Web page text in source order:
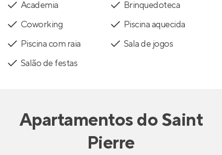
Academia
Brinquedoteca
Coworking
Piscina aquecida
Piscina com raia
Sala de jogos
Salão de festas
ApartamentosdoSaint
Pierre